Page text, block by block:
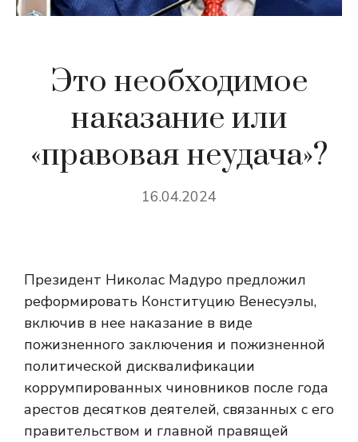
Это необходимое
наказание или
«правовая неудача»?
16.04.2024
Президент Николас Мадуро предложил
реформировать Конституцию Венесуэлы,
включив в нее наказание в виде
пожизненного заключения и пожизненной
политической дисквалификации
коррумпированных чиновников после года
арестов десятков деятелей, связанных с его
правительством и главной правящей